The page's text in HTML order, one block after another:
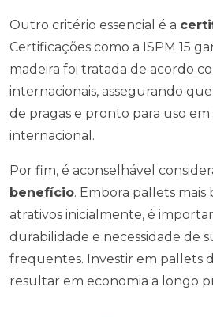
Outro critério essencial é a
Certificações como a ISPM 15
madeira foi tratada de acordo
internacionais, assegurando
de pragas e pronto para uso
internacional.
Por fim, é aconselhável
benefício. Embora pallets mais
atrativos inicialmente, é
durabilidade e necessidade de
frequentes. Investir em pallets
resultar em economia a longo